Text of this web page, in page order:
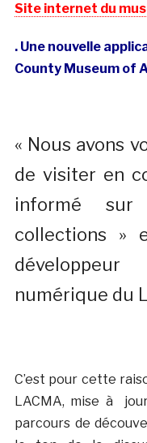
Site internet du
. Une nouvelle
County Museum of
« Nous avons
de visiter en
informé
collections »
numérique du
C’est pour cette
LACMA, mise à
parcours de